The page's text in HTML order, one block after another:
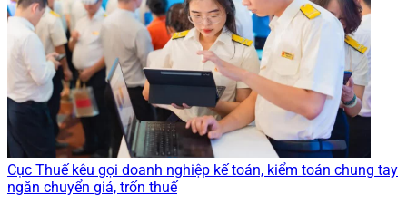
Cục Thuế kêu gọi doanh nghiệp kế toán, kiểm toán chung tay
ngăn chuyển giá, trốn thuế